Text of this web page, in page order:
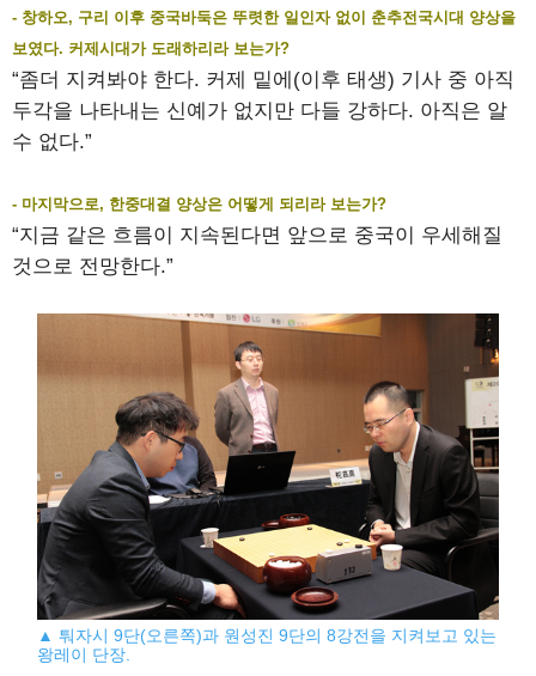
- 창하오, 구리 이후 중국바둑은 뚜렷한 일인자 없이 춘추전국시대 양상을
보였다. 커제시대가 도래하리라 보는가?
“좀더 지켜봐야 한다. 커제 밑에(이후 태생) 기사 중 아직
두각을 나타내는 신예가 없지만 다들 강하다. 아직은 알
수 없다.”
- 마지막으로, 한중대결 양상은 어떻게 되리라 보는가?
“지금 같은 흐름이 지속된다면 앞으로 중국이 우세해질
것으로 전망한다.”
▲ 퉈자시 9단(오른쪽)과 원성진 9단의 8강전을 지켜보고 있는
왕레이 단장.